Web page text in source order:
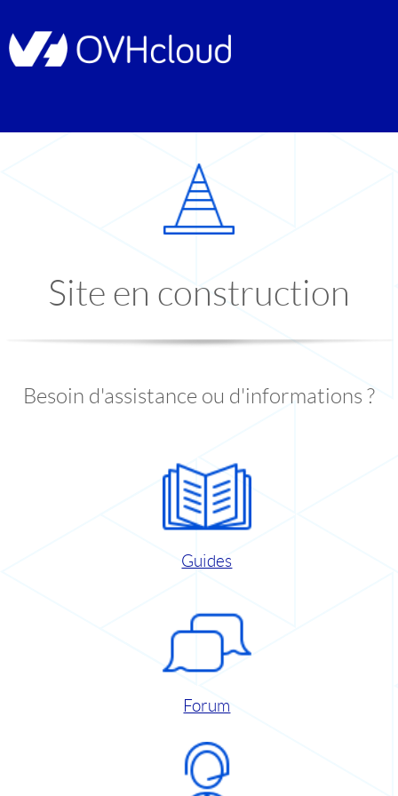
Site en construction
Besoin d'assistance ou d'informations ?
Guides
Forum